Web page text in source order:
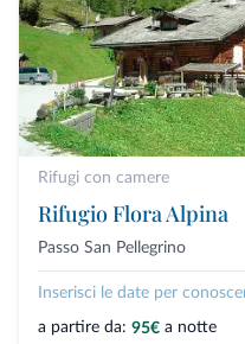
Rifugi con camere
Rifugio Flora Alpina
Passo San Pellegrino
Inserisci le date per
a partire da: 95€ a notte